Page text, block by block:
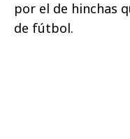
por el de hinchas
de fútbol.